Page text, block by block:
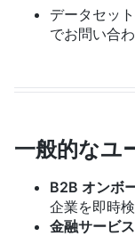
データセッ
でお問い合
一般的なユ
B2B オンボ
企業を即時検
金融サービス